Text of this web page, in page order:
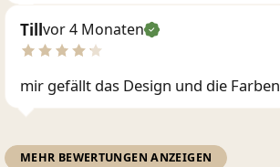
Tillvor 4 Monaten
mir gefällt das Design und die Farben
MEHR BEWERTUNGEN ANZEIGEN